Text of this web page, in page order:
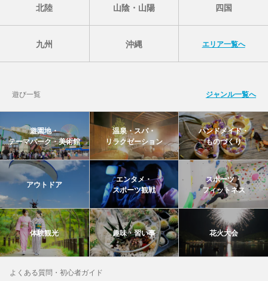
北陸 山陰・山陽 四国
九州 沖縄 エリア一覧へ
遊び一覧 ジャンル一覧へ
遊園地・
テーマパーク・美術館
温泉・スパ・
リラクゼーション
ハンドメイド・
ものづくり
アウトドア
エンタメ・
スポーツ観戦
スポーツ・
フィットネス
体験観光 趣味・習い事 花火大会
よくある質問・初心者ガイド